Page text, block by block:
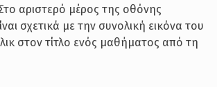
αριστερό μέρος της οθόνης
σχετικά με την συνολική εικόνα του
στον τίτλο ενός μαθήματος από τη